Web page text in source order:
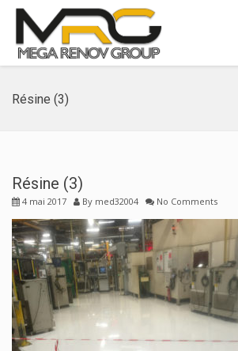
Résine (3)
Résine (3)
4 mai 2017 By med32004 No Comments